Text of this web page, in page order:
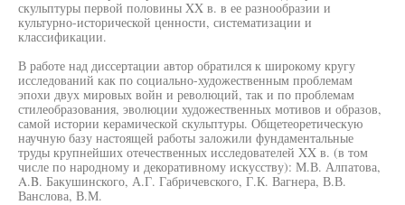
скульптуры первой половины XX в. в ее разнообразии и
культурно-исторической ценности, систематизации и
классификации.
В работе над диссертации автор обратился к широкому кругу
исследований как по социально-художественным проблемам
эпохи двух мировых войн и революций, так и по проблемам
стилеобразования, эволюции художественных мотивов и образов,
самой истории керамической скульптуры. Общетеоретическую
научную базу настоящей работы заложили фундаментальные
труды крупнейших отечественных исследователей XX в. (в том
числе по народному и декоративному искусству): М.В. Алпатова,
A.B. Бакушинского, А.Г. Габричевского, Г.К. Вагнера, В.В.
Ванслова, В.М.